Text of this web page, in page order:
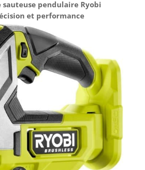
Obtenez 1 an de garantie en plus en
votre outil sur MyDremel
sauteuse pendulaire Ryobi
et performance